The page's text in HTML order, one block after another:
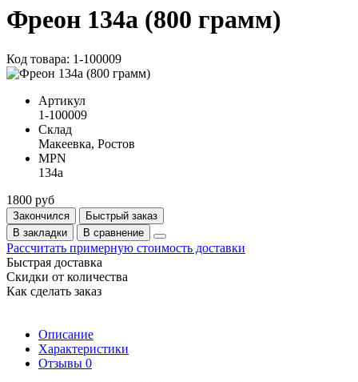
Фреон 134а (800 грамм)
Код товара: 1-100009
Артикул
1-100009
Склад
Макеевка, Ростов
MPN
134a
1800 руб
Закончился
Быстрый заказ
В закладки
В сравнение
Рассчитать примерную стоимость доставки
Быстрая доставка
Скидки от количества
Как сделать заказ
Описание
Характеристики
Отзывы 0